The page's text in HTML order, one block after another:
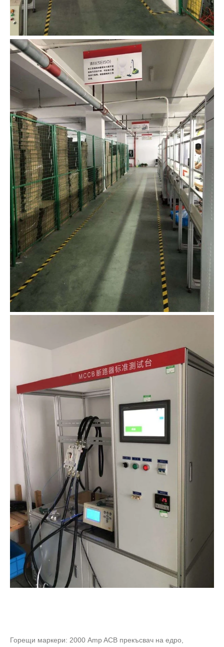
Горещи маркери: 2000 Amp ACB прекъсвач на едро,